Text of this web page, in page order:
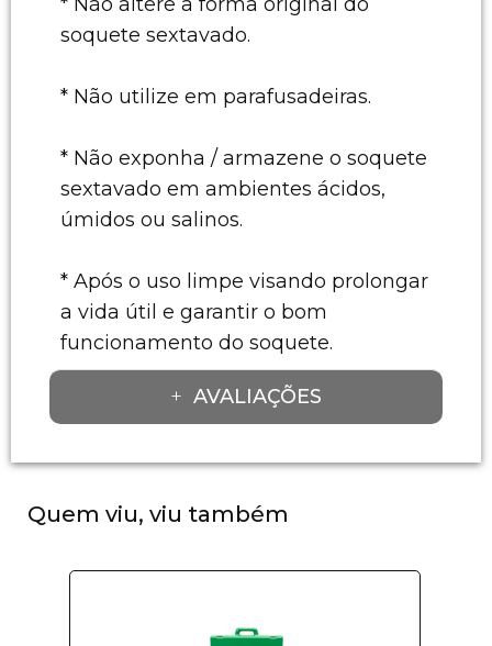
soquete sextavado.
* Não utilize em parafusadeiras.
* Não exponha / armazene o soquete
sextavado em ambientes ácidos,
úmidos ou salinos.
* Após o uso limpe visando prolongar
a vida útil e garantir o bom
funcionamento do soquete.
AVALIAÇÕES
Quem viu, viu também